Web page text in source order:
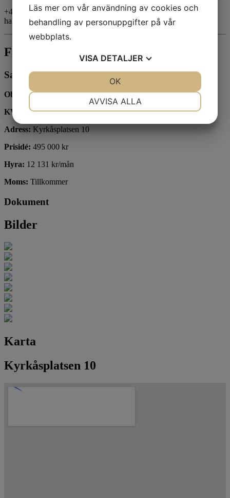
+46705-53 53 62
hakan@hmaklare.se
Fakta
Sammanfattning
Objektstyp:Verkstad
KVM:
250
Adress: Kyrkåsplatsen 10
Prisidé: 495 000 kr
Hyra: 12 131 kr/mån
Moms: Tillkommer
Dokument
Bilder
Karta
Kyrkåsplatsen 10
Läs mer om vår användning av cookies och
behandling av personuppgifter på vår
webbplats.
VISA DETALJER
MARKNADSFÖRING
AVVISA ALLA
OK